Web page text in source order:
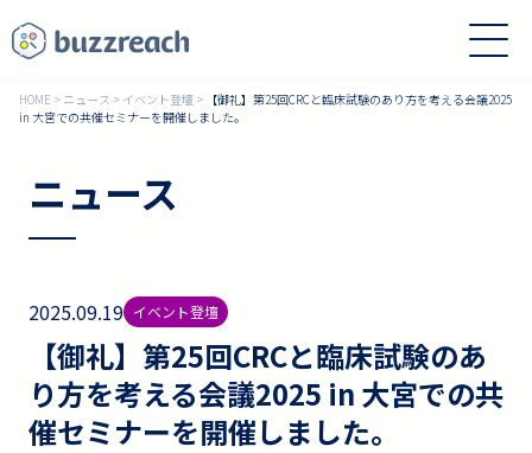
HOME > ニュース > イベント登壇 > 【御礼】第25回CRCと臨床試験のあり方を考える会議2025
in 大宮での共催セミナーを開催しました。
ニュース
2025.09.19 イベント登壇
【御礼】第25回CRCと臨床試験のあ
り方を考える会議2025 in 大宮での共
催セミナーを開催しました。